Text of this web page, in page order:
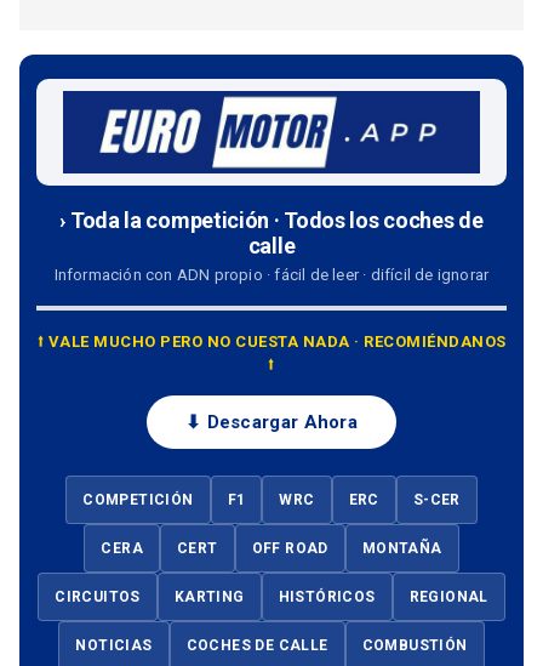
› Toda la competición · Todos los coches de
calle
Información con ADN propio · fácil de leer · difícil de ignorar
⭡ VALE MUCHO PERO NO CUESTA NADA · RECOMIÉNDANOS
⭡
⬇ Descargar Ahora
COMPETICIÓN F1 WRC ERC S-CER
CERA CERT OFF ROAD MONTAÑA
CIRCUITOS KARTING HISTÓRICOS REGIONAL
NOTICIAS COCHES DE CALLE COMBUSTIÓN